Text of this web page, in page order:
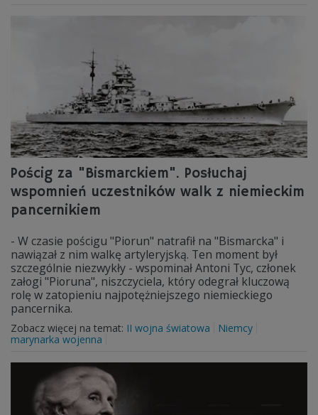
Pościg za "Bismarckiem". Posłuchaj
wspomnień uczestników walk z niemieckim
pancernikiem
- W czasie pościgu "Piorun" natrafił na "Bismarcka" i
nawiązał z nim walkę artyleryjską. Ten moment był
szczególnie niezwykły - wspominał Antoni Tyc, członek
załogi "Pioruna", niszczyciela, który odegrał kluczową
rolę w zatopieniu najpotężniejszego niemieckiego
pancernika.
Zobacz więcej na temat: II wojna światowa
Niemcy
marynarka wojenna